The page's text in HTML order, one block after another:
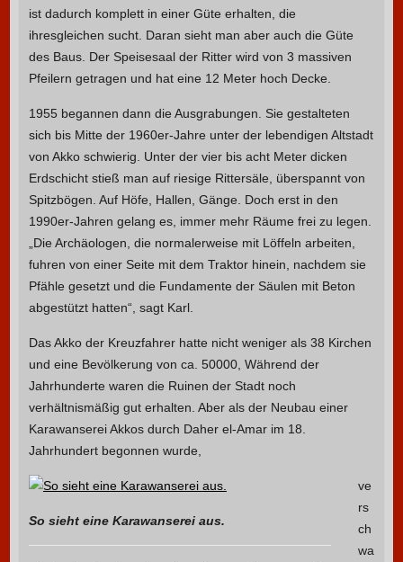
ist dadurch komplett in einer Güte erhalten, die
ihresgleichen sucht. Daran sieht man aber auch die Güte
des Baus. Der Speisesaal der Ritter wird von 3 massiven
Pfeilern getragen und hat eine 12 Meter hoch Decke.
1955 begannen dann die Ausgrabungen. Sie gestalteten
sich bis Mitte der 1960er-Jahre unter der lebendigen Altstadt
von Akko schwierig. Unter der vier bis acht Meter dicken
Erdschicht stieß man auf riesige Rittersäle, überspannt von
Spitzbögen. Auf Höfe, Hallen, Gänge. Doch erst in den
1990er-Jahren gelang es, immer mehr Räume frei zu legen.
„Die Archäologen, die normalerweise mit Löffeln arbeiten,
fuhren von einer Seite mit dem Traktor hinein, nachdem sie
Pfähle gesetzt und die Fundamente der Säulen mit Beton
abgestützt hatten“, sagt Karl.
Das Akko der Kreuzfahrer hatte nicht weniger als 38 Kirchen
und eine Bevölkerung von ca. 50000, Während der
Jahrhunderte waren die Ruinen der Stadt noch
verhältnismäßig gut erhalten. Aber als der Neubau einer
Karawanserei Akkos durch Daher el-Amar im 18.
Jahrhundert begonnen wurde,
So sieht eine Karawanserei aus.
ve
rs
ch
wa